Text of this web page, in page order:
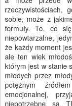
rzeczywistościach,
sobie, może z
formuły. To, co
niepowtarzalne,
że każdy moment
ale ten wiek
którym jest w stanie
młodych przez
potężnym
emocjonalnej,
niepotrzebne są